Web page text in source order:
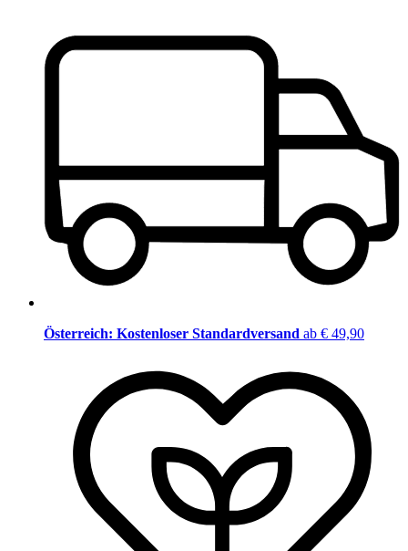
Österreich: Kostenloser Standardversand ab € 49,90